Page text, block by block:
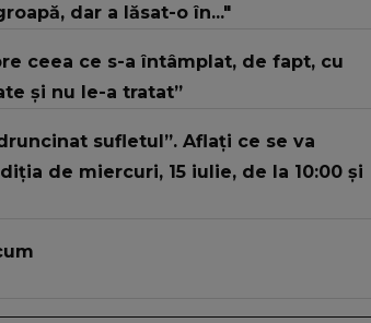
dar a lăsat-o în..."
ceea ce s-a întâmplat, de fapt, cu
și nu le-a tratat”
sufletul”. Aflați ce se va
de miercuri, 15 iulie, de la 10:00 și